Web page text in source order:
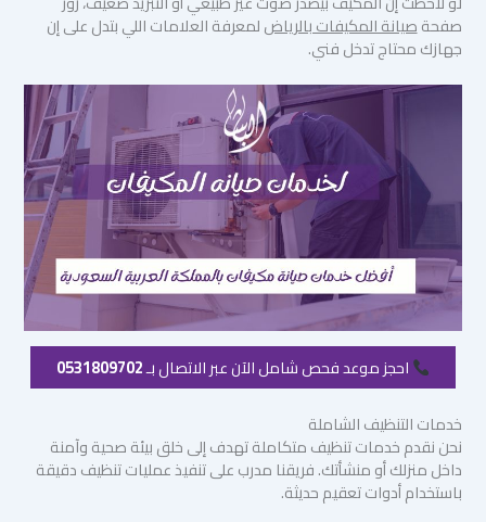
صفحةصيانة المكيفات بالرياضلمعرفة العلامات اللي بتدل على إن
جهازك محتاج تدخل فني.
احجز موعد فحص شامل الآن عبر الاتصال بـ0531809702
خدمات التنظيف الشاملة
نحن نقدم خدمات تنظيف متكاملة تهدف إلى خلق بيئة صحية وآمنة
داخل منزلك أو منشأتك. فريقنا مدرب على تنفيذ عمليات تنظيف دقيقة
باستخدام أدوات تعقيم حديثة.